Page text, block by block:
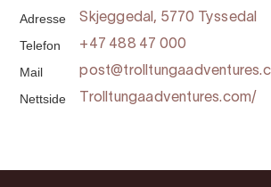
Adresse Skjeggedal, 5770 Tyssedal
Telefon +47 488 47 000
Mail
Nettside Trolltungaadventures.com/